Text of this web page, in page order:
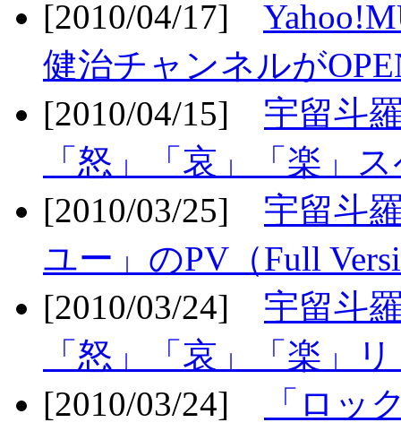
[2010/04/17]
健治チャンネルが
[2010/04/15] 宇留斗
「怒」「哀」「楽」
[2010/03/25] 宇留斗
ユー」のPV（Full
[2010/03/24] 宇留斗
「怒」「哀」「楽」
[2010/03/24]
「ロッ